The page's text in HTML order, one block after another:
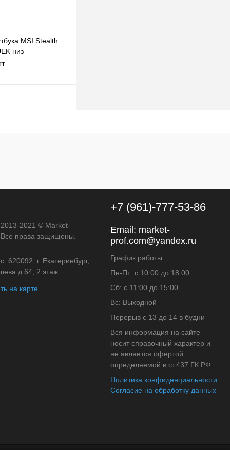
MSI Stealth
низ
2021 © Market-
права защищены.
620092, г. Екатеринбург,
д.64, 2 этаж.
на карте
+7 (961)-777-53-86
Email: market-
prof.com@yandex.ru
График работы
Пн-Пт: с 10:00 до 18:00
Сб: с 11:00 до 15:00
Вс: Выходной
Перерыв с 13 до 14 в будни
Вся информация на сайте
носит справочный характер и
не является офертой
определяемой в ст.437 ГК РФ.
Политика конфиденциальности
Согласие на обработку данных